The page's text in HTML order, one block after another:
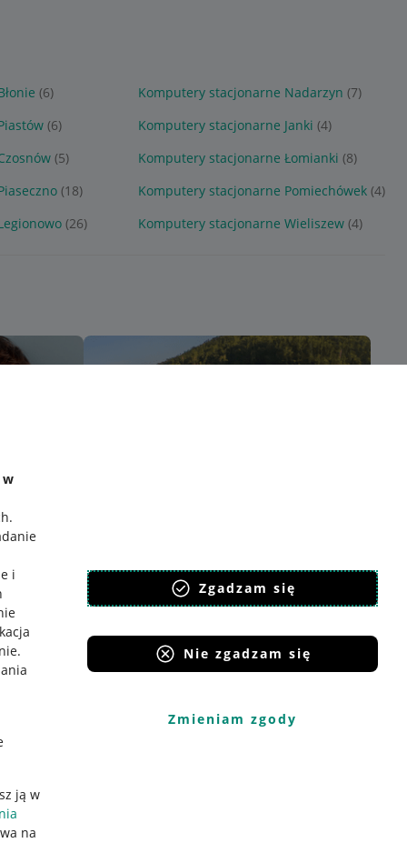
w
.
i
.
ją w
na
Zgadzam się
Nie zgadzam się
Zmieniam zgody
(6) Komputery stacjonarne Nadarzyn (7)
(6) Komputery stacjonarne Janki (4)
(5) Komputery stacjonarne Łomianki (8)
(18) Komputery stacjonarne Pomiechówek (4)
(26) Komputery stacjonarne Wieliszew (4)